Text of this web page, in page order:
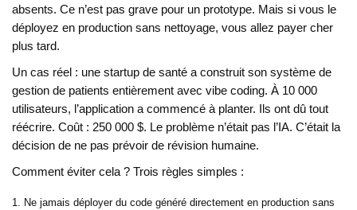
absents. Ce n’est pas grave pour un prototype. Mais si vous le
déployez en production sans nettoyage, vous allez payer cher
plus tard.
Un cas réel : une startup de santé a construit son système de
gestion de patients entièrement avec vibe coding. À 10 000
utilisateurs, l’application a commencé à planter. Ils ont dû tout
réécrire. Coût : 250 000 $. Le problème n’était pas l’IA. C’était la
décision de ne pas prévoir de révision humaine.
Comment éviter cela ? Trois règles simples :
Ne jamais déployer du code généré directement en production sans